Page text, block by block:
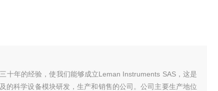
十年的经验，使我们能够成立Leman Instruments SAS，这是
的科学设备模块研发，生产和销售的公司。公司主要生产地位